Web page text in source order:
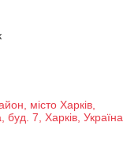
місто Харків,
буд. 7, Харків, Україна